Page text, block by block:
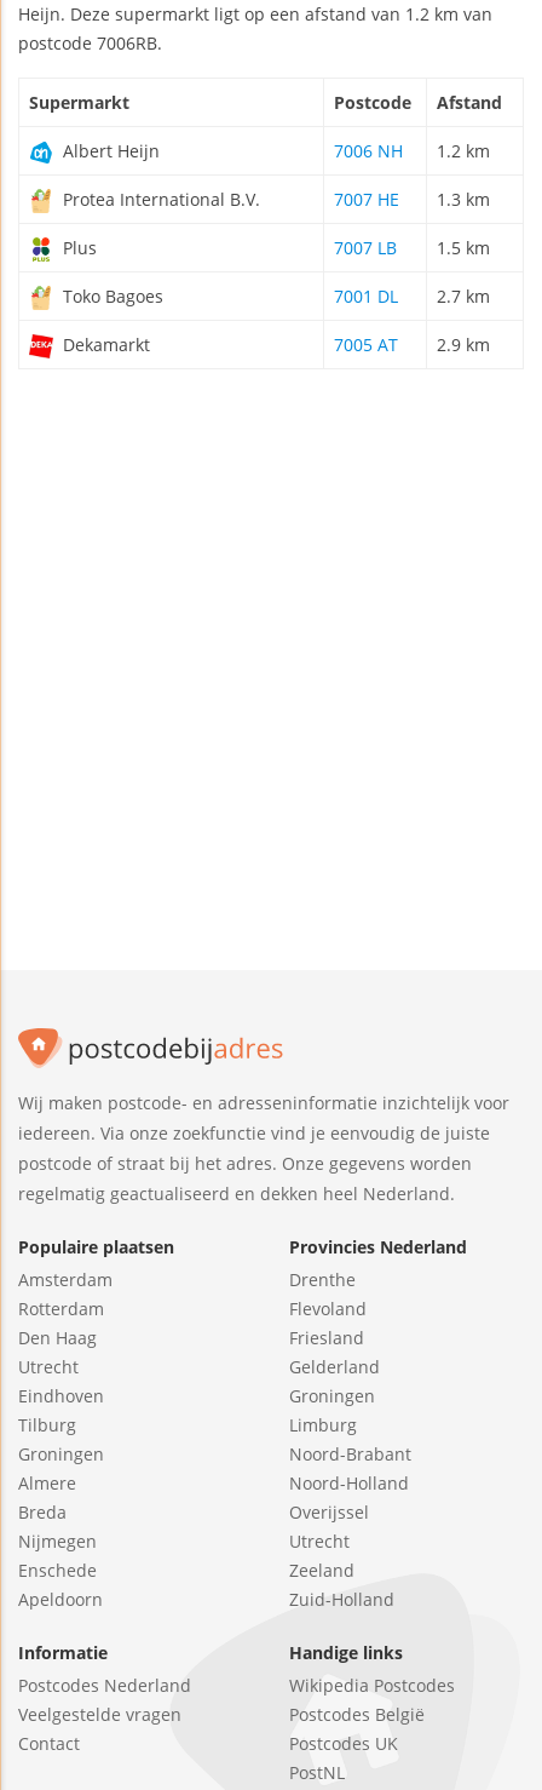
Heijn. Deze supermarkt ligt op een afstand van 1.2 km van
postcode 7006RB.
Supermarkt Postcode Afstand
Albert Heijn 7006 NH 1.2 km
Protea International B.V. 7007 HE 1.3 km
Plus 7007 LB 1.5 km
Toko Bagoes 7001 DL 2.7 km
Dekamarkt 7005 AT 2.9 km
Wij maken postcode- en adresseninformatie inzichtelijk voor
iedereen. Via onze zoekfunctie vind je eenvoudig de juiste
postcode of straat bij het adres. Onze gegevens worden
regelmatig geactualiseerd en dekken heel Nederland.
Populaire plaatsen
Amsterdam
Rotterdam
Den Haag
Utrecht
Eindhoven
Tilburg
Groningen
Almere
Breda
Nijmegen
Enschede
Apeldoorn
Provincies Nederland
Drenthe
Flevoland
Friesland
Gelderland
Groningen
Limburg
Noord-Brabant
Noord-Holland
Overijssel
Utrecht
Zeeland
Zuid-Holland
Informatie
Postcodes Nederland
Veelgestelde vragen
Contact
Handige links
Wikipedia Postcodes
Postcodes België
Postcodes UK
PostNL